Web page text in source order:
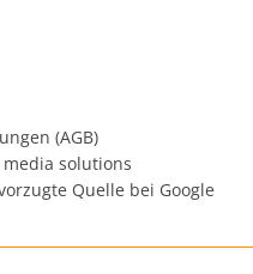
(AGB)
solutions
Quelle bei Google